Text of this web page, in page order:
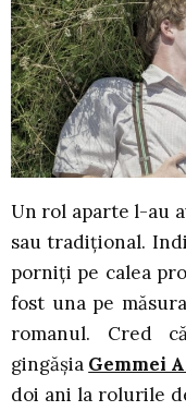
Un rol aparte l-au
sau tradițional.
porniți pe calea
fost una pe
romanul. Cred
gingășia Gemmei
doi ani la rolurile